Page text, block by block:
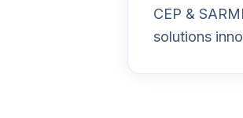
CEP &
solutions